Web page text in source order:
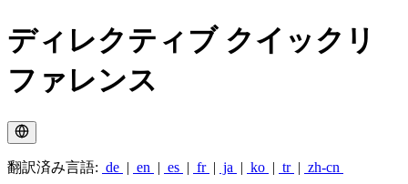
ディレクティブ クイックリ
ファレンス
翻訳済み言語: de | en | es | fr | ja | ko | tr | zh-cn